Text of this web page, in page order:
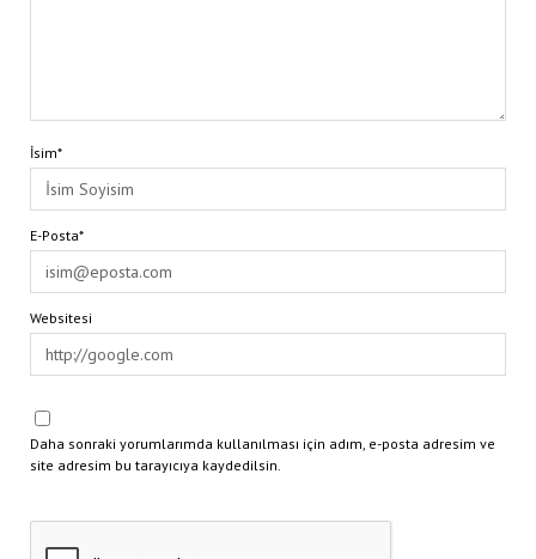
İsim*
E-Posta*
Websitesi
Daha sonraki yorumlarımda kullanılması için adım, e-posta adresim ve
site adresim bu tarayıcıya kaydedilsin.